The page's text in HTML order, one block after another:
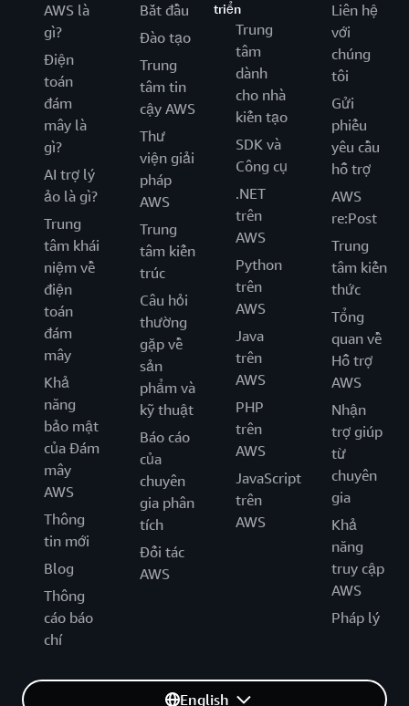
AWS là
gì?
Điện
toán
đám
mây là
gì?
AI trợ lý
ảo là gì?
Trung
tâm khái
niệm về
điện
toán
đám
mây
Khả
năng
bảo mật
của Đám
mây
AWS
Thông
tin mới
Blog
Thông
cáo báo
chí
Bắt đầu
Đào tạo
Trung
tâm tin
cậy AWS
Thư
viện giải
pháp
AWS
Trung
tâm kiến
trúc
Câu hỏi
thường
gặp về
sản
phẩm và
kỹ thuật
Báo cáo
của
chuyên
gia phân
tích
Đối tác
AWS
triển
Trung
tâm
dành
cho nhà
kiến tạo
SDK và
Công cụ
.NET
trên
AWS
Python
trên
AWS
Java
trên
AWS
PHP
trên
AWS
JavaScript
trên
AWS
Liên hệ
với
chúng
tôi
Gửi
phiếu
yêu cầu
hỗ trợ
AWS
re:Post
Trung
tâm kiến
thức
Tổng
quan về
Hỗ trợ
AWS
Nhận
trợ giúp
từ
chuyên
gia
Khả
năng
truy cập
AWS
Pháp lý
English